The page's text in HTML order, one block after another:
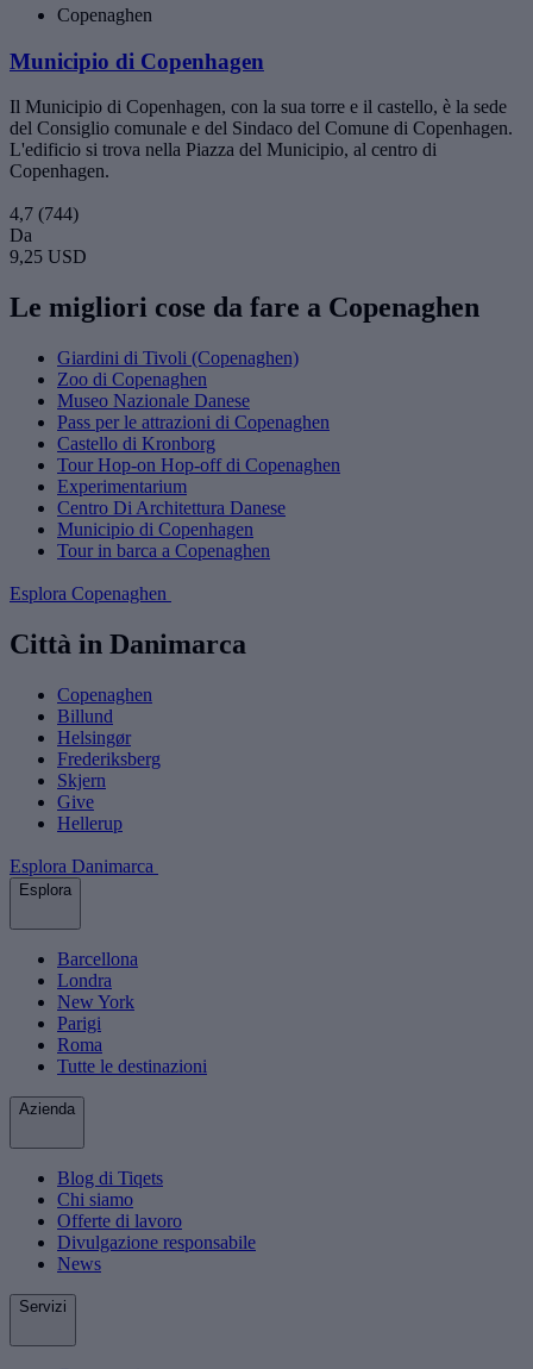
Copenaghen
Municipio di Copenhagen
Il Municipio di Copenhagen, con la sua torre e il castello, è la sede
del Consiglio comunale e del Sindaco del Comune di Copenhagen.
L'edificio si trova nella Piazza del Municipio, al centro di
Copenhagen.
4,7 (744)
Da
9,25 USD
Le migliori cose da fare a Copenaghen
Giardini di Tivoli (Copenaghen)
Zoo di Copenaghen
Museo Nazionale Danese
Pass per le attrazioni di Copenaghen
Castello di Kronborg
Tour Hop-on Hop-off di Copenaghen
Experimentarium
Centro Di Architettura Danese
Municipio di Copenhagen
Tour in barca a Copenaghen
Esplora Copenaghen
Città in Danimarca
Copenaghen
Billund
Helsingør
Frederiksberg
Skjern
Give
Hellerup
Esplora Danimarca
Esplora
Barcellona
Londra
New York
Parigi
Roma
Tutte le destinazioni
Azienda
Blog di Tiqets
Chi siamo
Offerte di lavoro
Divulgazione responsabile
News
Servizi